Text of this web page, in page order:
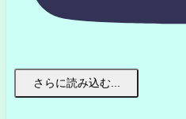
さらに読み込む...